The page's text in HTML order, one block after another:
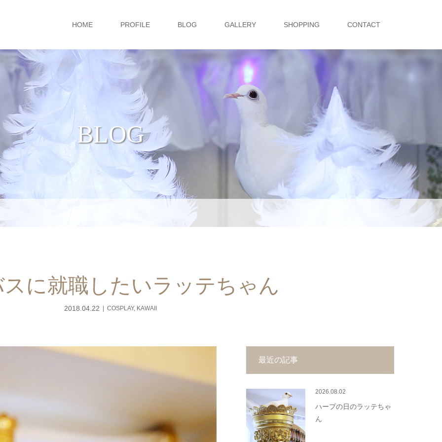
HOME PROFILE BLOG GALLERY SHOPPING CONTACT
BLOG
に就職したいラッテちゃん
2018.04.22 COSPLAY, KAWAII
最近の記事
2026.08.02
ハープの日のラッテちゃ
ん